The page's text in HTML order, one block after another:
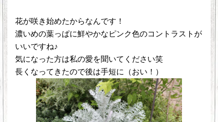
花が咲き始めたからなんです！
濃いめの葉っぱに鮮やかなピンク色のコントラストが
いいですね♪
気になった方は私の愛を聞いてください笑
長くなってきたので後は手短に（おい！）